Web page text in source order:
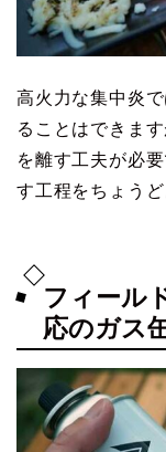
高火力な集中炎
ることはできま
を離す工夫が必
す工程をちょうど
フィール
応のガス